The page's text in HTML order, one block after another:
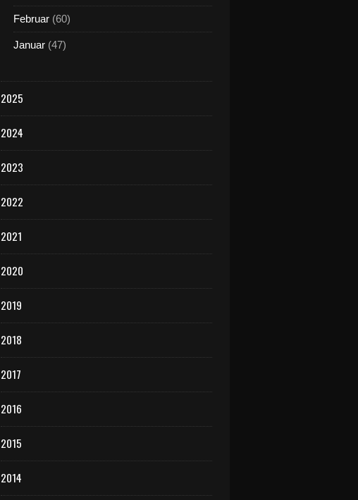
Februar (60)
Januar (47)
2025
2024
2023
2022
2021
2020
2019
2018
2017
2016
2015
2014